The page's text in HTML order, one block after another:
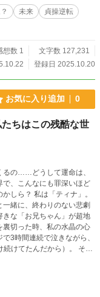
未来
貞操逆転
想数 1
文字数 127,231
登録日 2025.10.20
お気に入り追加 0
ちはこの残酷な世
るの……どうして運命は、
、こんなにも罪深いほど
ティナ」。
緒に、終わりのない悲劇
な「お兄ちゃん」が超地
切った時、私の水晶の心
3時間連続で泣きながら、
てたんだから）。 そん
ないけど、結局のとこ
、勉強なんてしなくても
。でも勘違いしないで、
大変なんだから！ この